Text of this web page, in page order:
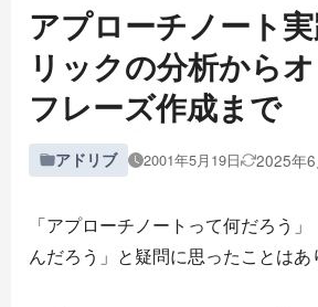
アプローチノート実
リックの分析から
フレーズ作成まで
アドリブ 2001年5月19日 2025年
「アプローチノートって何だろう
んだろう」と疑問に思ったことはあ